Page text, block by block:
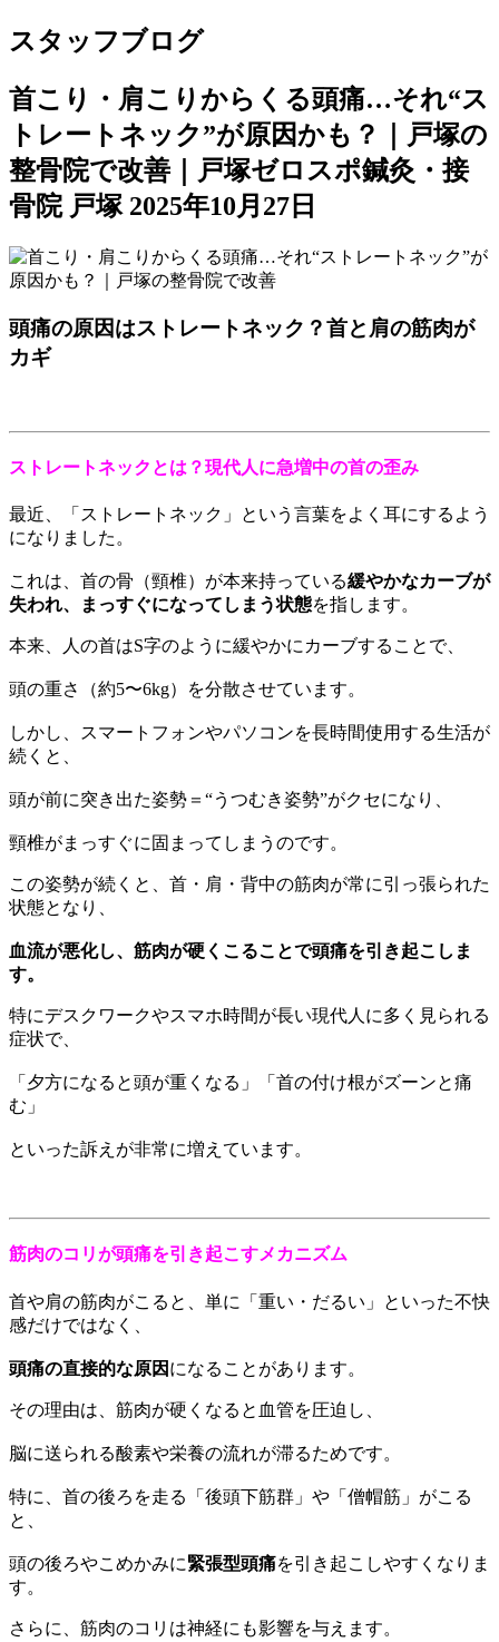
スタッフブログ
首こり・肩こりからくる頭痛…それ“ス
トレートネック”が原因かも？｜戸塚の
整骨院で改善｜戸塚ゼロスポ鍼灸・接
骨院 戸塚 2025年10月27日
頭痛の原因はストレートネック？首と肩の筋肉が
カギ
ストレートネックとは？現代人に急増中の首の歪み
最近、「ストレートネック」という言葉をよく耳にするよう
になりました。
これは、首の骨（頸椎）が本来持っている緩やかなカーブが
失われ、まっすぐになってしまう状態を指します。
本来、人の首はS字のように緩やかにカーブすることで、
頭の重さ（約5〜6kg）を分散させています。
しかし、スマートフォンやパソコンを長時間使用する生活が
続くと、
頭が前に突き出た姿勢＝“うつむき姿勢”がクセになり、
頸椎がまっすぐに固まってしまうのです。
この姿勢が続くと、首・肩・背中の筋肉が常に引っ張られた
状態となり、
血流が悪化し、筋肉が硬くこることで頭痛を引き起こしま
す。
特にデスクワークやスマホ時間が長い現代人に多く見られる
症状で、
「夕方になると頭が重くなる」「首の付け根がズーンと痛
む」
といった訴えが非常に増えています。
筋肉のコリが頭痛を引き起こすメカニズム
首や肩の筋肉がこると、単に「重い・だるい」といった不快
感だけではなく、
頭痛の直接的な原因 になることがあります。
その理由は、筋肉が硬くなると血管を圧迫し、
脳に送られる酸素や栄養の流れが滞るためです。
特に、首の後ろを走る「後頭下筋群」や「僧帽筋」がこる
と、
頭の後ろやこめかみに緊張型頭痛を引き起こしやすくなりま
す。
さらに、筋肉のコリは神経にも影響を与えます。